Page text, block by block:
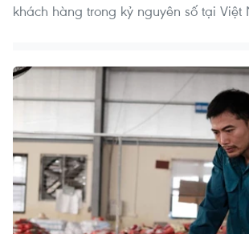
khách hàng trong kỷ nguyên số tại Việt